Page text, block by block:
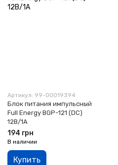
Артикул: 99-00019394
Блок питания импульсный
Full Energy BGP-121 (DC)
12В/1А
194 грн
В наличии
Купить